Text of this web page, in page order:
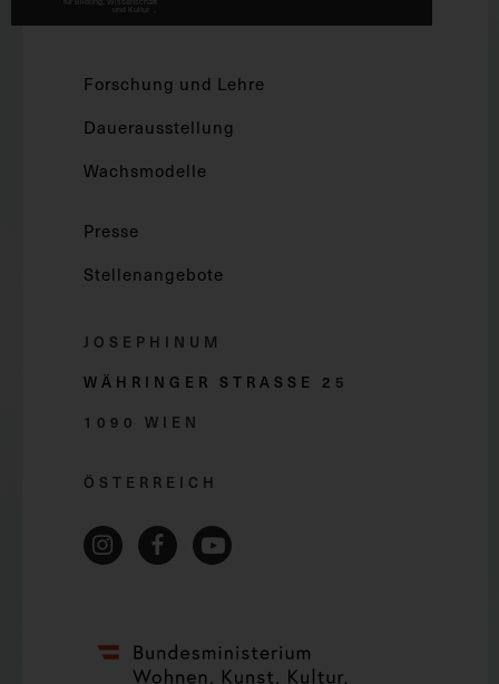
Forschung und Lehre
Dauerausstellung
Wachsmodelle
Presse
Stellenangebote
JOSEPHINUM
WÄHRINGER STRASSE 2 5
1090 WIEN
ÖSTERREICH